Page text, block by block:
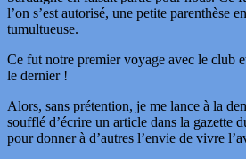
l’on s’est autorisé, une petite parenthèse
tumultueuse.
Ce fut notre premier voyage avec le club
le dernier !
Alors, sans prétention, je me lance à la
soufflé d’écrire un article dans la gazette
pour donner à d’autres l’envie de vivre